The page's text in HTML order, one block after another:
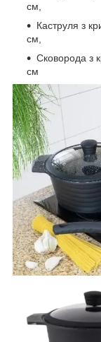
см,
Каструля з
см,
Сковорода з
см